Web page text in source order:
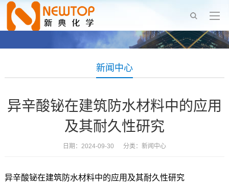
新闻中心
异辛酸铋在建筑防水材料中的应用
及其耐久性研究
日期：2024-09-30 分类： 新闻中心
异辛酸铋在建筑防水材料中的应用及其耐久性研究